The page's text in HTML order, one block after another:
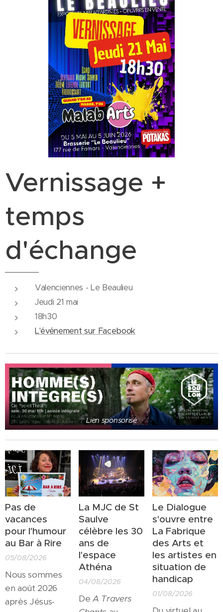
Vernissage +
temps
d'échange
Valenciennes - Le Beaulieu
Jeudi 21 mai
18h30
L'événement sur Facebook
Lien sponsorisé
Pas de
vacances
pour l'humour
au Bar à Rire
05/08/2026
Nous sommes
en août 2026
après Jésus-
La MJC de St
Saulve
célèbre les 30
ans de
l'espace
Athéna
04/08/2026
De A Travers
Le Dialogue
s'ouvre entre
La Fabrique
des Arts et
les artistes en
situation de
handicap
01/08/2026